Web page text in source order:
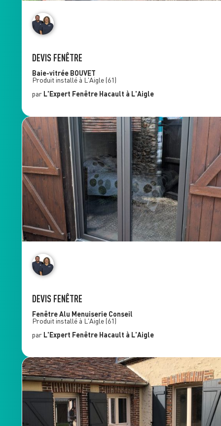
DEVIS FENÊTRE
Baie-vitrée BOUVET
Produit installé à L'Aigle (61)
par L'Expert Fenêtre Hacault à L'Aigle
DEVIS FENÊTRE
Fenêtre Alu Menuiserie Conseil
Produit installé à L'Aigle (61)
par L'Expert Fenêtre Hacault à L'Aigle